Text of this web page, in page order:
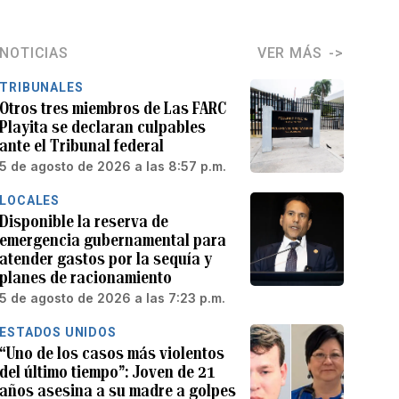
NOTICIAS VER MÁS
TRIBUNALES
Otros tres miembros de Las FARC
Playita se declaran culpables
ante el Tribunal federal
5 de agosto de 2026 a las 8:57 p.m.
LOCALES
Disponible la reserva de
emergencia gubernamental para
atender gastos por la sequía y
planes de racionamiento
5 de agosto de 2026 a las 7:23 p.m.
ESTADOS UNIDOS
“Uno de los casos más violentos
del último tiempo”: Joven de 21
años asesina a su madre a golpes